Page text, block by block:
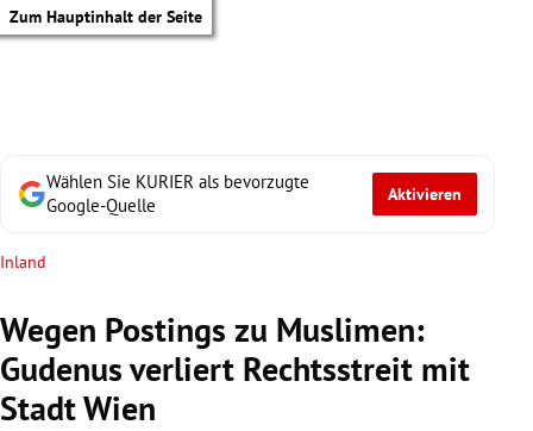
Zum Hauptinhalt der Seite
Wählen Sie KURIER als bevorzugte
Google-Quelle
Aktivieren
Inland
Wegen Postings zu Muslimen:
Gudenus verliert Rechtsstreit mit
Stadt Wien